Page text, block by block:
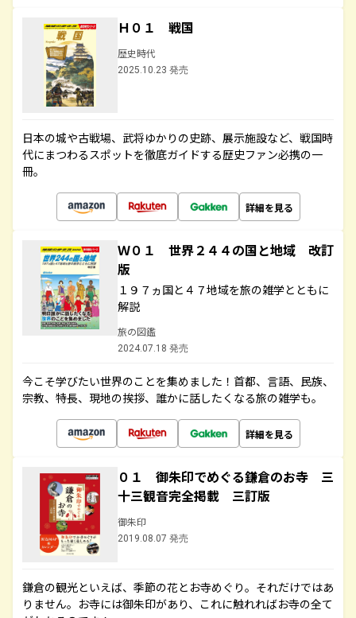
Ｈ０１ 戦国
歴史時代
2025.10.23 発売
日本の城や古戦場、武将ゆかりの史跡、展示施設など、戦国時
代にまつわるスポットを徹底ガイドする歴史ファン必携の一
冊。
詳細を見る
Ｗ０１ 世界２４４の国と地域 改訂
版
１９７ヵ国と４７地域を旅の雑学とともに
解説
旅の図鑑
2024.07.18 発売
今こそ学びたい世界のことを集めました！首都、言語、民族、
宗教、特長、現地の挨拶、誰かに話したくなる旅の雑学も。
詳細を見る
０１ 御朱印でめぐる鎌倉のお寺 三
十三観音完全掲載 三訂版
御朱印
2019.08.07 発売
鎌倉の観光といえば、季節の花とお寺めぐり。それだけではあ
りません。お寺には御朱印があり、これに触れればお寺の全て